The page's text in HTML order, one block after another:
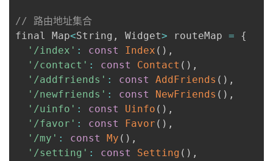
// 路由地址集合
final Map<String , Widget> routeMap =
{
'/index' : const Index ( ) ,
'/contact' : const Contact ( ) ,
'/addfriends' : const AddFriends ( ) ,
'/newfriends' : const NewFriends ( ) ,
'/uinfo' : const Uinfo ( ) ,
'/favor' : const Favor ( ) ,
'/my' : const My ( ) ,
'/setting' : const Setting ( ) ,